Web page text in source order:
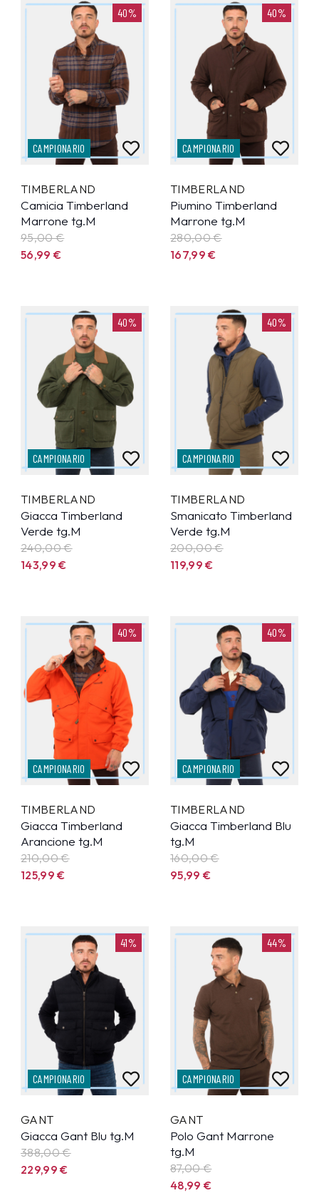
40%
CAMPIONARIO
TIMBERLAND
Camicia Timberland
Marrone tg.M
95,00 €
56,99€
40%
CAMPIONARIO
TIMBERLAND
Piumino Timberland
Marrone tg.M
280,00 €
167,99€
40%
CAMPIONARIO
TIMBERLAND
Giacca Timberland
Verde tg.M
240,00 €
143,99€
40%
CAMPIONARIO
TIMBERLAND
Smanicato Timberland
Verde tg.M
200,00 €
119,99€
40%
CAMPIONARIO
TIMBERLAND
Giacca Timberland
Arancione tg.M
210,00 €
125,99€
40%
CAMPIONARIO
TIMBERLAND
Giacca Timberland Blu
tg.M
160,00 €
95,99€
41%
CAMPIONARIO
GANT
Giacca Gant Blu tg.M
388,00 €
229,99€
44%
CAMPIONARIO
GANT
Polo Gant Marrone
tg.M
87,00 €
48,99€